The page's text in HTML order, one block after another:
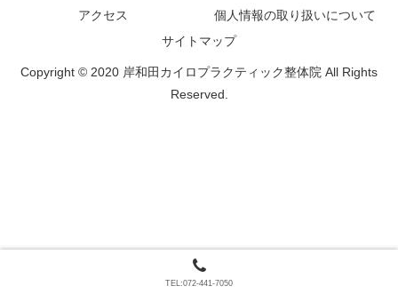
アクセス
個人情報の取り扱いについて
サイトマップ
Copyright © 2020 岸和田カイロプラクティック整体院 All Rights
Reserved.
TEL:072-441-7050